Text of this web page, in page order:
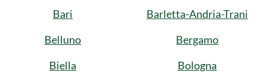
Bari
Barletta-Andria-Trani
Belluno
Bergamo
Biella
Bologna